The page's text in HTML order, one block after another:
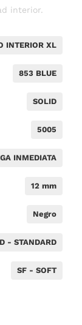
interior.
INTERIOR XL
853 BLUE
SOLID
5005
INMEDIATA
12 mm
Negro
- STANDARD
SF - SOFT